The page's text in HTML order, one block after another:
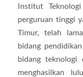
Institut
perguruan tinggi
Timur, telah
bidang
bidang teknologi
menghasilkan